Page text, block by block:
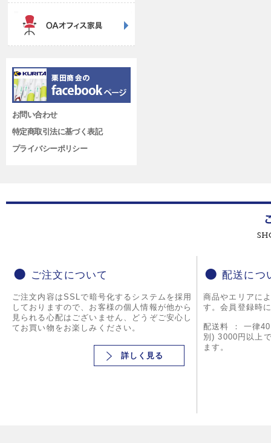
お問い合わせ
特定商取引法に基づく表記
プライバシーポリシー
ご注文について
ご注文内容はSSLで暗号化するシステムを採用
しておりますので、お客様の個人情報が他から
見られる心配はございません、どうぞご安心し
てお買い物をお楽しみください。
詳しく見る
配送につ
商品やエリアに
す。会員登録時
配送料 ： 一律
別) 3000円以上
ます。